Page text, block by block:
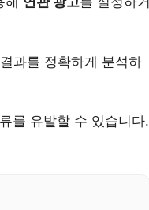
과를 정확하게 분석하
를 유발할 수 있습니다.